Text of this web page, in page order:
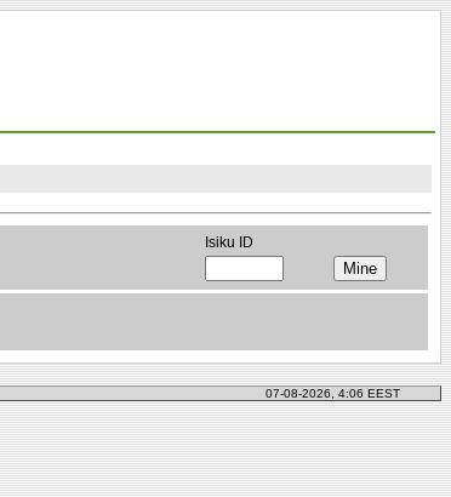
Isiku ID
07-08-2026, 4:06 EEST